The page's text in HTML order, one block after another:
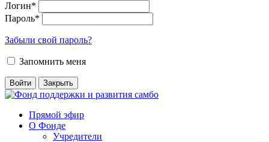
Логин*
Пароль*
Забыли свой пароль?
Запомнить меня
Прямой эфир
О Фонде
Учредители